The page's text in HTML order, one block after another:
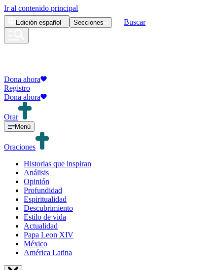
Ir al contenido principal
Edición español Secciones Buscar
Dona ahora
Registro
Dona ahora
Orar
Menú
Oraciones
Historias que inspiran
Análisis
Opinión
Profundidad
Espiritualidad
Descubrimiento
Estilo de vida
Actualidad
Papa Leon XIV
México
América Latina